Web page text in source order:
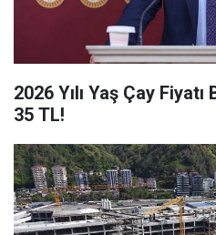
2026 Yılı Yaş Çay
35 TL!